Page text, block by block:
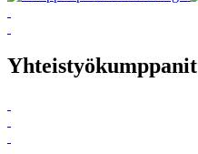
Yhteistyökumppanit